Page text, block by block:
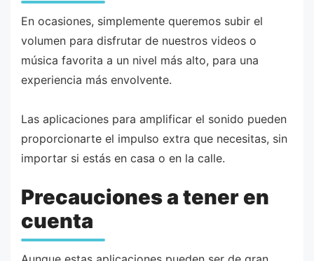
En ocasiones, simplemente queremos subir el
volumen para disfrutar de nuestros videos o
música favorita a un nivel más alto, para una
experiencia más envolvente.
Las aplicaciones para amplificar el sonido pueden
proporcionarte el impulso extra que necesitas, sin
importar si estás en casa o en la calle.
Precauciones a tener en
cuenta